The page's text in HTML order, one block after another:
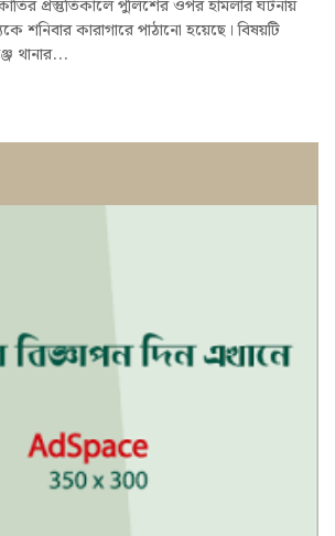
প্রস্তুতিকালে পুলিশের ওপর হামলার ঘটনায়
কারাগারে পাঠানো হয়েছে। বিষয়টি
থানার...